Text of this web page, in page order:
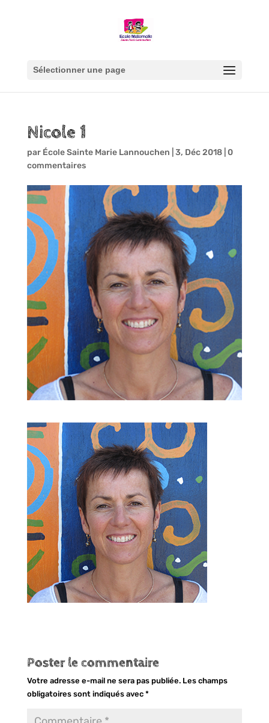
Sélectionner une page
Nicole 1
par École Sainte Marie Lannouchen 3, Déc 2018| 0
commentaires
Poster le commentaire
Votre adresse e-mail ne sera pas publiée. Les champs
obligatoires sont indiqués avec *